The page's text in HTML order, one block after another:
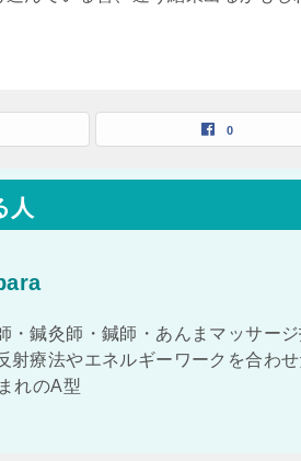
0
人
・鍼灸師・鍼師・あんまマッサー
射療法やエネルギーワークを合わ
れのA型